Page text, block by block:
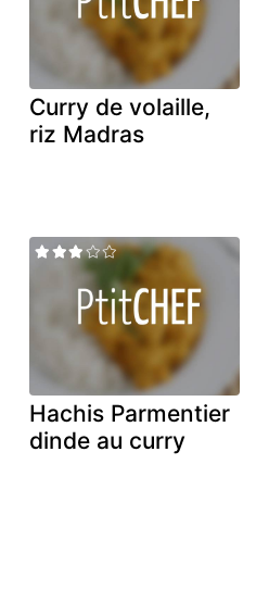
Curry de volaille,
riz Madras
Hachis Parmentier
dinde au curry